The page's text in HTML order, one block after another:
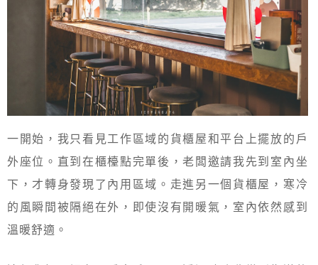
一開始，我只看見工作區域的貨櫃屋和平台上擺放的戶
外座位。直到在櫃檯點完單後，老闆邀請我先到室內坐
下，才轉身發現了內用區域。走進另一個貨櫃屋，寒冷
的風瞬間被隔絕在外，即使沒有開暖氣，室內依然感到
溫暖舒適。